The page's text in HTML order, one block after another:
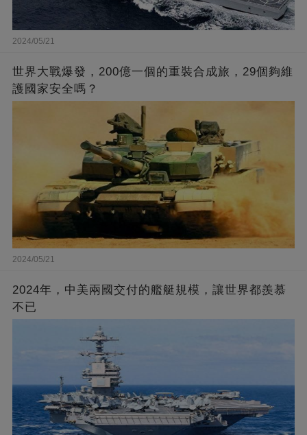
2024/05/21
世界大戰爆發，200億一個的重裝合成旅，29個夠維
護國家安全嗎？
2024/05/21
2024年，中美兩國交付的艦艇規模，讓世界都羨慕
不已